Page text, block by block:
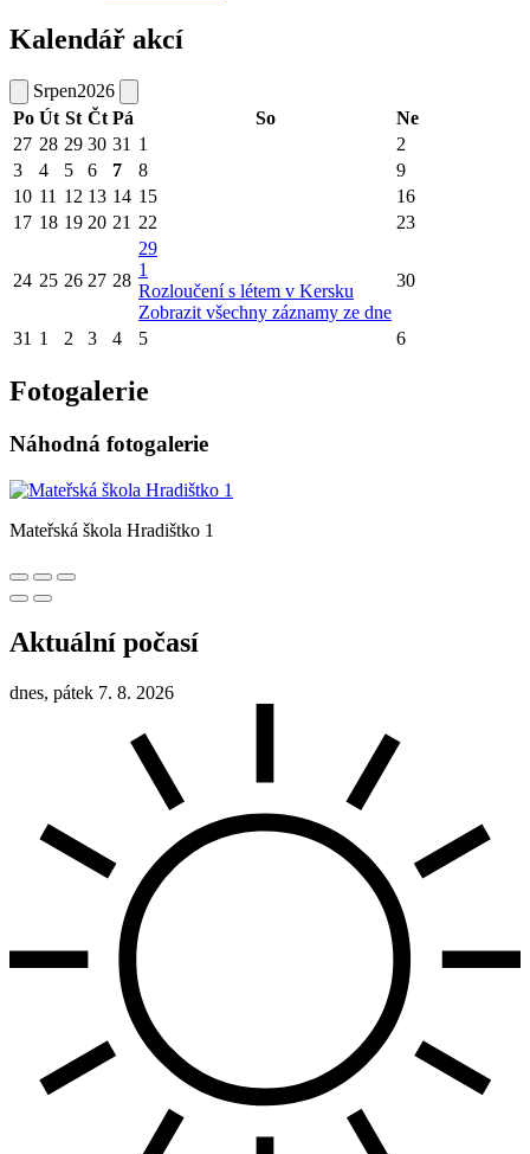
Kalendář akcí
Srpen2026
Po Út St Čt Pá So
Ne
27 28 29 30 31 1
2
3
4 5 6 7 8
9
10 11 12 13 14 15
16
17 18 19 20 21 22 23
24 25 26 27 28
29
1
Rozloučení s létem v Kersku
Zobrazit všechny záznamy ze dne
30
31 1 2 3 4 5 6
Fotogalerie
Náhodná fotogalerie
Mateřská škola Hradištko 1
Aktuální počasí
dnes, pátek 7. 8. 2026